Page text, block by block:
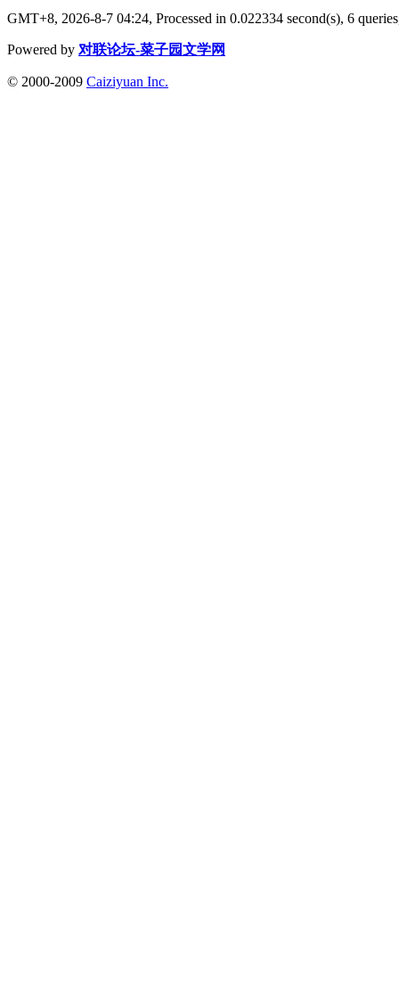
GMT+8, 2026-8-7 04:24, Processed in 0.022334 second(s), 6
Powered by 对联论坛-菜子园文学网
© 2000-2009 Caiziyuan Inc.